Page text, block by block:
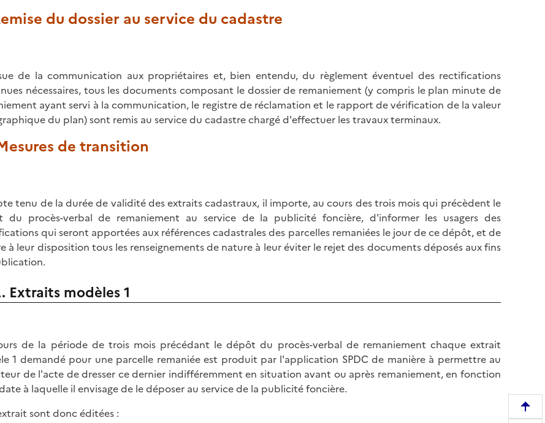
du dossier au service du cadastre
de la communication aux propriétaires et, bien entendu, du règlement éventuel des rectifications
nécessaires, tous les documents composant le dossier de remaniement (y compris le plan minute de
ayant servi à la communication, le registre de réclamation et le rapport de vérification de la valeur
du plan) sont remis au service du cadastre chargé d'effectuer les travaux terminaux.
de transition
tenu de la durée de validité des extraits cadastraux, il importe, au cours des trois mois qui précèdent le
du procès-verbal de remaniement au service de la publicité foncière, d'informer les usagers des
qui seront apportées aux références cadastrales des parcelles remaniées le jour de ce dépôt, et de
à leur disposition tous les renseignements de nature à leur éviter le rejet des documents déposés aux fins
Extraits modèles 1
de la période de trois mois précédant le dépôt du procès-verbal de remaniement chaque extrait
1 demandé pour une parcelle remaniée est produit par l'application SPDC de manière à permettre au
de l'acte de dresser ce dernier indifféremment en situation avant ou après remaniement, en fonction
à laquelle il envisage de le déposer au service de la publicité foncière.
sont donc éditées :